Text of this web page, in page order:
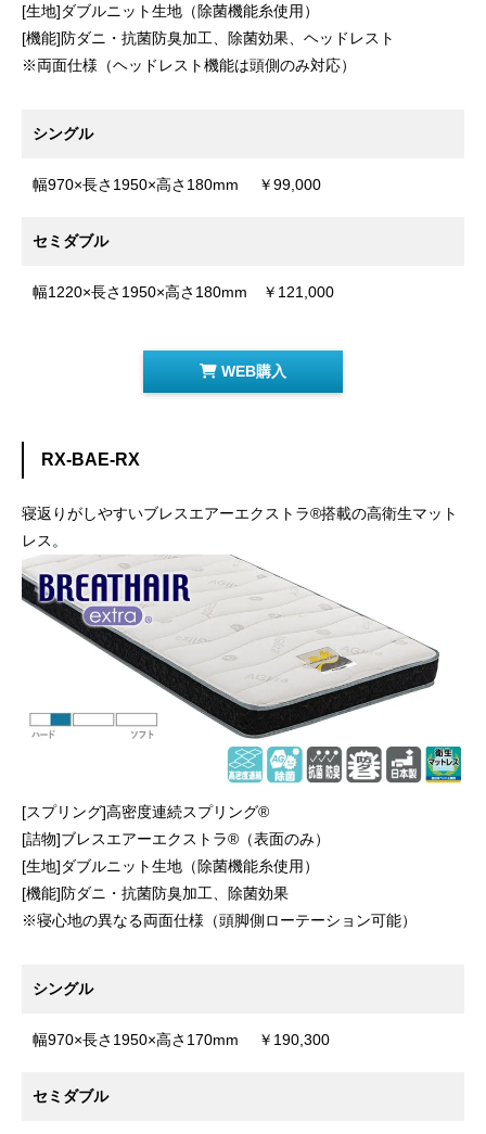
[生地]ダブルニット生地（除菌機能糸使用）
[機能]防ダニ・抗菌防臭加工、除菌効果、ヘッドレスト
※両面仕様（ヘッドレスト機能は頭側のみ対応）
シングル
幅970×長さ1950×高さ180mm ￥99,000
セミダブル
幅1220×長さ1950×高さ180mm ￥121,000
WEB購入
RX-BAE-RX
寝返りがしやすいブレスエアーエクストラ®搭載の高衛生マット
レス。
[スプリング]高密度連続スプリング®
[詰物]ブレスエアーエクストラ®（表面のみ）
[生地]ダブルニット生地（除菌機能糸使用）
[機能]防ダニ・抗菌防臭加工、除菌効果
※寝心地の異なる両面仕様（頭脚側ローテーション可能）
シングル
幅970×長さ1950×高さ170mm ￥190,300
セミダブル